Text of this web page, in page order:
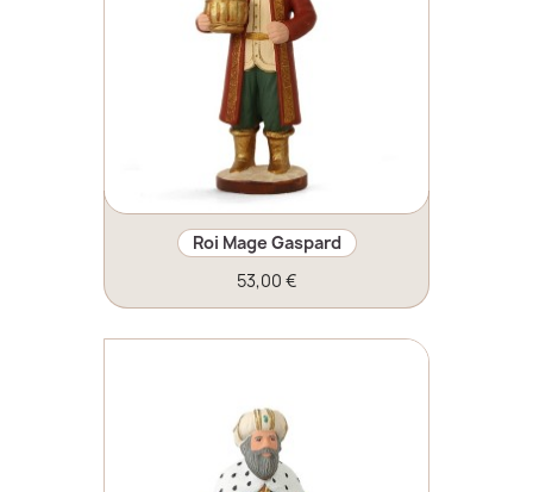
Roi Mage Gaspard
53,00 €